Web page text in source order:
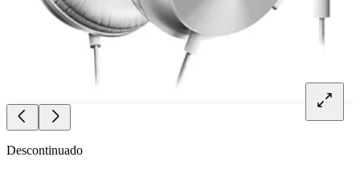
Descontinuado